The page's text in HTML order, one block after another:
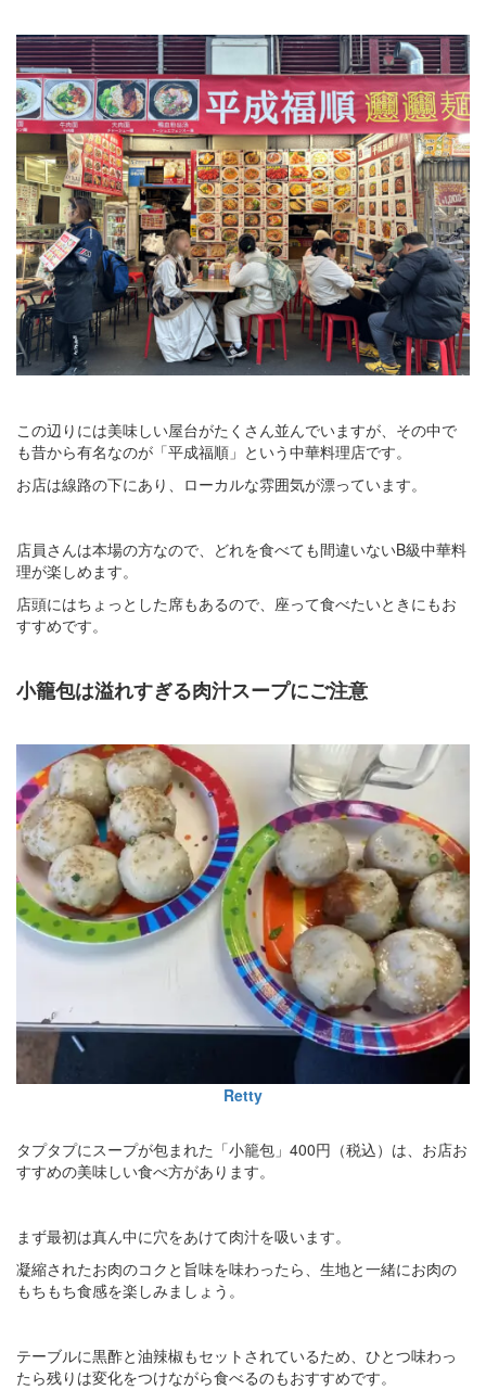
この辺りには美味しい屋台がたくさん並んでいますが、その中で
も昔から有名なのが「平成福順」という中華料理店です。
お店は線路の下にあり、ローカルな雰囲気が漂っています。
店員さんは本場の方なので、どれを食べても間違いないB級中華料
理が楽しめます。
店頭にはちょっとした席もあるので、座って食べたいときにもお
すすめです。
小籠包は溢れすぎる肉汁スープにご注意
Retty
タプタプにスープが包まれた「小籠包」400円（税込）は、お店お
すすめの美味しい食べ方があります。
まず最初は真ん中に穴をあけて肉汁を吸います。
凝縮されたお肉のコクと旨味を味わったら、生地と一緒にお肉の
もちもち食感を楽しみましょう。
テーブルに黒酢と油辣椒もセットされているため、ひとつ味わっ
たら残りは変化をつけながら食べるのもおすすめです。